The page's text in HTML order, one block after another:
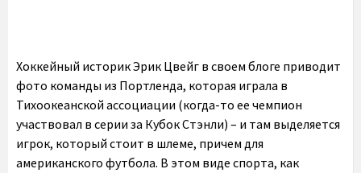
Хоккейный историк Эрик Цвейг в своем блоге приводит
фото команды из Портленда, которая играла в
Тихоокеанской ассоциации (когда-то ее чемпион
участвовал в серии за Кубок Стэнли) – и там выделяется
игрок, который стоит в шлеме, причем для
американского футбола. В этом виде спорта, как